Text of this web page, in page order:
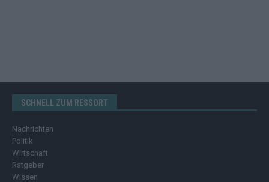
SCHNELL ZUM RESSORT
Nachrichten
Politik
Wirtschaft
Ratgeber
Wissen